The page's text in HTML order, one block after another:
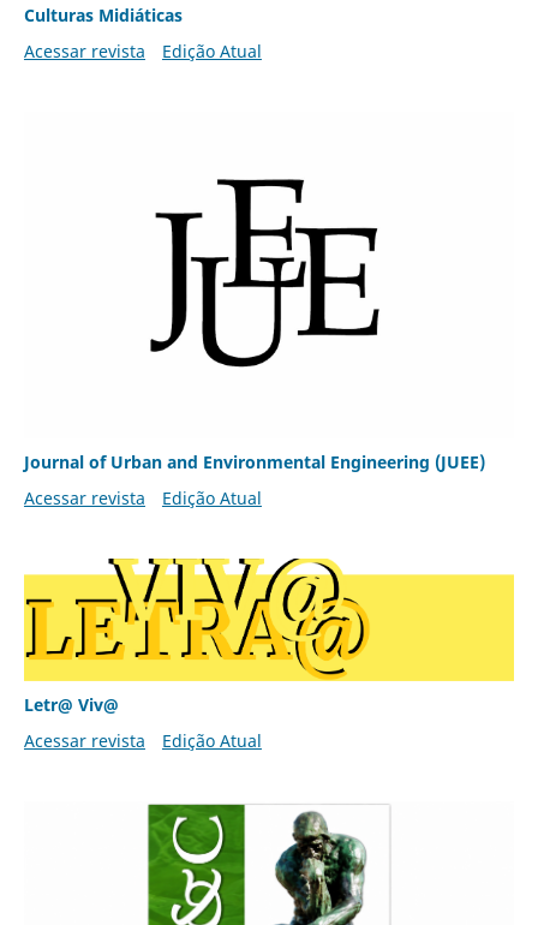
Culturas Midiáticas
Acessar revista
Edição Atual
Journal of Urban and Environmental Engineering (JUEE)
Acessar revista
Edição Atual
Letr@ Viv@
Acessar revista
Edição Atual